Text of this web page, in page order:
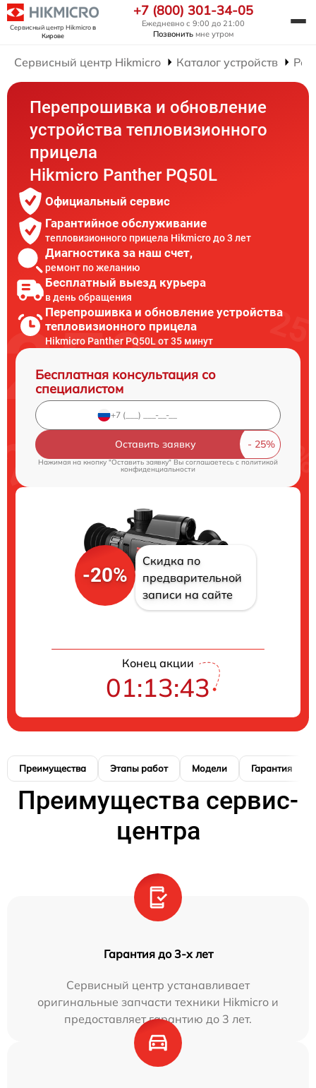
Сервисный центр Hikmicroв
Кирове
+7 (800) 301-34-05
Ежедневно с 9:00 до 21:00
Позвонить мне утром
Сервисный центр Hikmicro Каталог устройств
Перепрошивка и обновление
устройства тепловизионного
прицела
Hikmicro Panther PQ50L
Официальный сервис
Гарантийное обслуживание
тепловизионного прицела Hikmicro до 3 лет
Диагностика за наш счет,
ремонт по желанию
Бесплатный выезд курьера
в день обращения
Перепрошивка и обновление устройства
тепловизионного прицела
Hikmicro Panther PQ50L от 35 минут
Бесплатная консультация со
специалистом
Оставить заявку
Нажимая на кнопку "Оставить заявку" Вы соглашаетесь cполитикой
конфиденциальности
-20%
Скидка по
предварительной
записи на сайте
Конец акции
01:13:42
Преимущества Этапы работ Модели Гарантия
Преимущества сервис-
центра
Гарантия до 3-х лет
Сервисный центр устанавливает
оригинальные запчасти техники Hikmicro и
предоставляет гарантию до 3 лет.